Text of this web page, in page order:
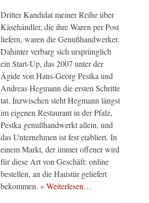
Dritter Kandidat meiner Reihe über
Käsehändler, die ihre Waren per Post
liefern, waren die Genußhandwerker.
Dahinter verbarg sich ursprünglich
ein Start-Up, das 2007 unter der
Ägide von Hans-Georg Pestka und
Andreas Hegmann die ersten Schritte
tat. Inzwischen steht Hegmann längst
im eigenen Restaurant in der Pfalz,
Pestka genußhandwerkt allein, und
das Unternehmen ist fest etabliert. In
einem Markt, der immer offener wird
für diese Art von Geschäft: online
bestellen, an die Haustür geliefert
bekommen. » Weiterlesen…